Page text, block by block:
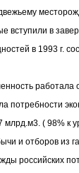
вступили в
в 1993 г.
работала
потребности
млрд.м3. ( 98% к
и отборов из
российских